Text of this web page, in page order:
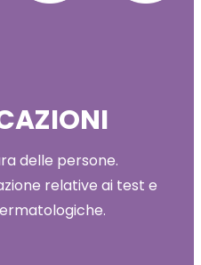
delle persone.
relative ai test e